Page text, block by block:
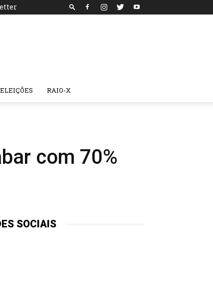
ELEIÇÕES RAIO-X
com 70%
SOCIAIS